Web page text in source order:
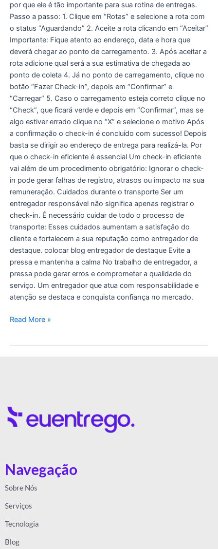
por que ele é tão importante para sua rotina de entregas.
Passo a passo: 1. Clique em “Rotas” e selecione a rota com
o status “Aguardando” 2. Aceite a rota clicando em “Aceitar”
Importante: Fique atento ao endereço, data e hora que
deverá chegar ao ponto de carregamento. 3. Após aceitar a
rota adicione qual será a sua estimativa de chegada ao
ponto de coleta 4. Já no ponto de carregamento, clique no
botão “Fazer Check-in”, depois em “Confirmar” e
“Carregar” 5. Caso o carregamento esteja correto clique no
“Check”, que ficará verde e depois em “Confirmar”, mas se
algo estiver errado clique no “X” e selecione o motivo Após
a confirmação o check-in é concluído com sucesso! Depois
basta se dirigir ao endereço de entrega para realizá-la. Por
que o check-in eficiente é essencial Um check-in eficiente
vai além de um procedimento obrigatório: Ignorar o check-
in pode gerar falhas de registro, atrasos ou impacto na sua
remuneração. Cuidados durante o transporte Ser um
entregador responsável não significa apenas registrar o
check-in. É necessário cuidar de todo o processo de
transporte: Esses cuidados aumentam a satisfação do
cliente e fortalecem a sua reputação como entregador de
destaque. colocar blog entregador de destaque Evite a
pressa e mantenha a calma No trabalho de entregador, a
pressa pode gerar erros e comprometer a qualidade do
serviço. Um entregador que atua com responsabilidade e
atenção se destaca e conquista confiança no mercado.
Read More »
Navegação
Sobre Nós
Serviços
Tecnologia
Blog